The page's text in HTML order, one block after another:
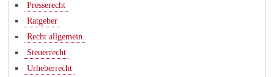
Presserecht
Ratgeber
Recht allgemein
Steuerrecht
Urheberrecht